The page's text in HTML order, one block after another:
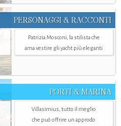
PERSONAGGI & RACCONTI
Patrizia Mosconi, la stilista che
ama vestire gli yacht più eleganti
PORTI & MARINA
Villasimius, tutto il meglio
che può offrire un approdo